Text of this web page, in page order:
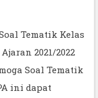
Tematik Kelas
2021/2022
Soal Tematik
ini dapat